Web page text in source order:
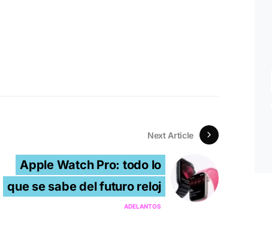
Next Article
Apple Watch Pro: todo lo
que se sabe del futuro reloj
ADELANTOS